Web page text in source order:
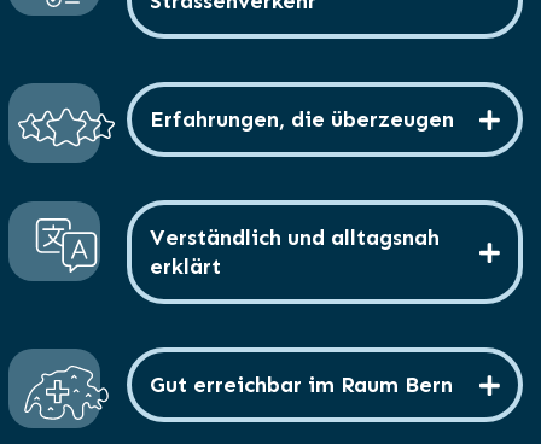
Erfahrungen, die überzeugen
Verständlich und alltagsnah
erklärt
Gut erreichbar im Raum Bern